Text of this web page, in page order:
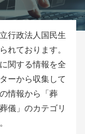
行政法人国民生
れております。
関する情報を全
ーから収集して
情報から「葬
儀」のカテゴリ